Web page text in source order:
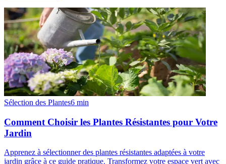
Sélection des Plantes6 min
Comment Choisir les Plantes Résistantes pour Votre
Jardin
Apprenez à sélectionner des plantes résistantes adaptées à votre
jardin grâce à ce guide pratique. Transformez votre espace vert avec